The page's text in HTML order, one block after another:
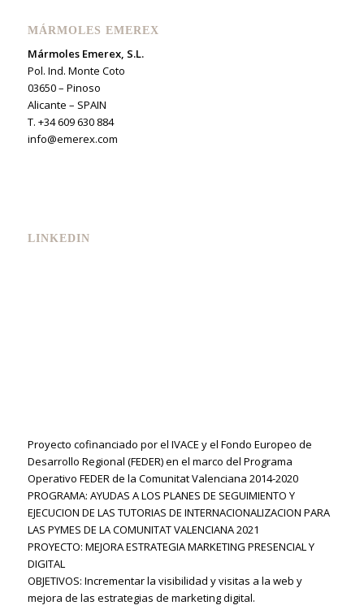
MÁRMOLES EMEREX
Mármoles Emerex, S.L.
Pol. Ind. Monte Coto
03650 – Pinoso
Alicante – SPAIN
T. +34 609 630 884
info@emerex.com
LINKEDIN
Proyecto cofinanciado por el IVACE y el Fondo Europeo de
Desarrollo Regional (FEDER) en el marco del Programa
Operativo FEDER de la Comunitat Valenciana 2014-2020
PROGRAMA: AYUDAS A LOS PLANES DE SEGUIMIENTO Y
EJECUCION DE LAS TUTORIAS DE INTERNACIONALIZACION PARA
LAS PYMES DE LA COMUNITAT VALENCIANA 2021
PROYECTO: MEJORA ESTRATEGIA MARKETING PRESENCIAL Y
DIGITAL
OBJETIVOS: Incrementar la visibilidad y visitas a la web y
mejora de las estrategias de marketing digital.